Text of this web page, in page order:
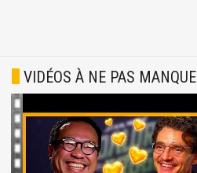
VIDÉOS À NE PAS